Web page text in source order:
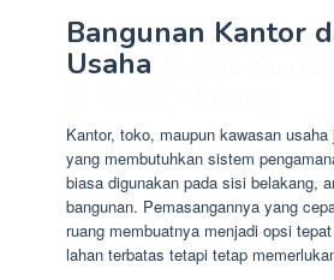
Bangunan Kantor
Usaha
Kantor, toko, maupun kawasan
yang membutuhkan sistem
biasa digunakan pada sisi belakang,
bangunan. Pemasangannya yang
ruang membuatnya menjadi opsi
lahan terbatas tetapi tetap